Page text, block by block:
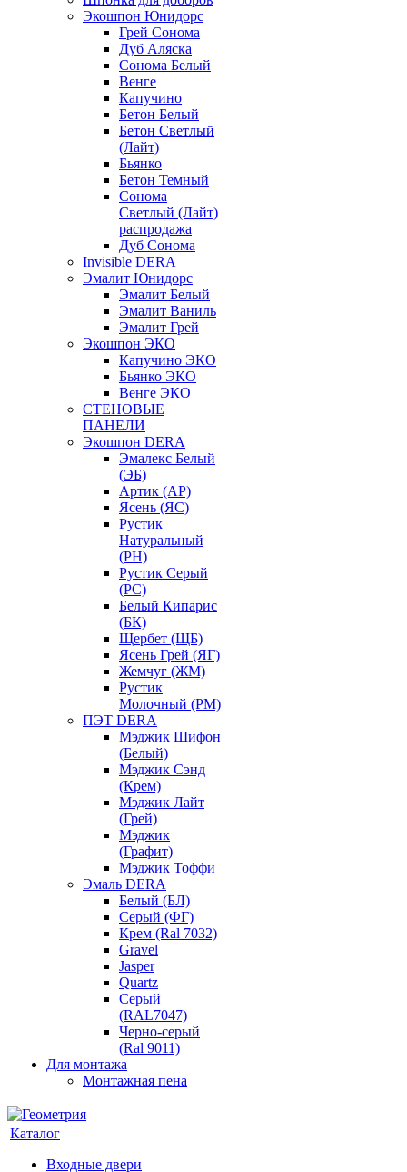
Экошпон Юнидорс
Грей Сонома
Дуб Аляска
Сонома Белый
Венге
Капучино
Бетон Белый
Бетон Светлый
(Лайт)
Бьянко
Бетон Темный
Сонома
Светлый (Лайт)
распродажа
Дуб Сонома
Invisible DERA
Эмалит Юнидорс
Эмалит Белый
Эмалит Ваниль
Эмалит Грей
Экошпон ЭКО
Капучино ЭКО
Бьянко ЭКО
Венге ЭКО
СТЕНОВЫЕ
ПАНЕЛИ
Экошпон DERA
Эмалекс Белый
(ЭБ)
Артик (АР)
Ясень (ЯС)
Рустик
Натуральный
(РН)
Рустик Серый
(РС)
Белый Кипарис
(БК)
Щербет (ЩБ)
Ясень Грей (ЯГ)
Жемчуг (ЖМ)
Рустик
Молочный (РМ)
ПЭТ DERA
Мэджик Шифон
(Белый)
Мэджик Сэнд
(Крем)
Мэджик Лайт
(Грей)
Мэджик
(Графит)
Мэджик Тоффи
Эмаль DERA
Белый (БЛ)
Серый (ФГ)
Крем (Ral 7032)
Gravel
Jasper
Quartz
Серый
(RAL7047)
Черно-серый
(Ral 9011)
Для монтажа
Монтажная пена
Каталог
Входные двери